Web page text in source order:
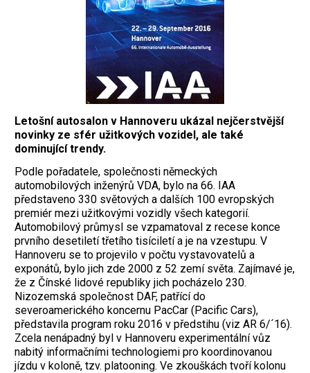
Letošní autosalon v Hannoveru ukázal nejčerstvější
novinky ze sfér užitkových vozidel, ale také
dominující trendy.
Podle pořadatele, společnosti německých
automobilových inženýrů VDA, bylo na 66. IAA
představeno 330 světových a dalších 100 evropských
premiér mezi užitkovými vozidly všech kategorií.
Automobilový průmysl se vzpamatoval z recese konce
prvního desetiletí třetího tisíciletí a je na vzestupu. V
Hannoveru se to projevilo v počtu vystavovatelů a
exponátů, bylo jich zde 2000 z 52 zemí světa. Zajímavé je,
že z Čínské lidové republiky jich pocházelo 230.
Nizozemská společnost DAF, patřící do
severoamerického koncernu PacCar (Pacific Cars),
představila program roku 2016 v předstihu (viz AR 6/´16).
Zcela nenápadný byl v Hannoveru experimentální vůz
nabitý informačními technologiemi pro koordinovanou
jízdu v koloně, tzv. platooning. Ve zkouškách tvoří kolonu